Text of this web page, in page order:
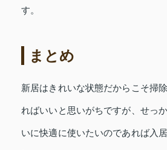
す。
まとめ
新居はきれいな状態だからこそ掃
ればいいと思いがちですが、せっ
いに快適に使いたいのであれば入